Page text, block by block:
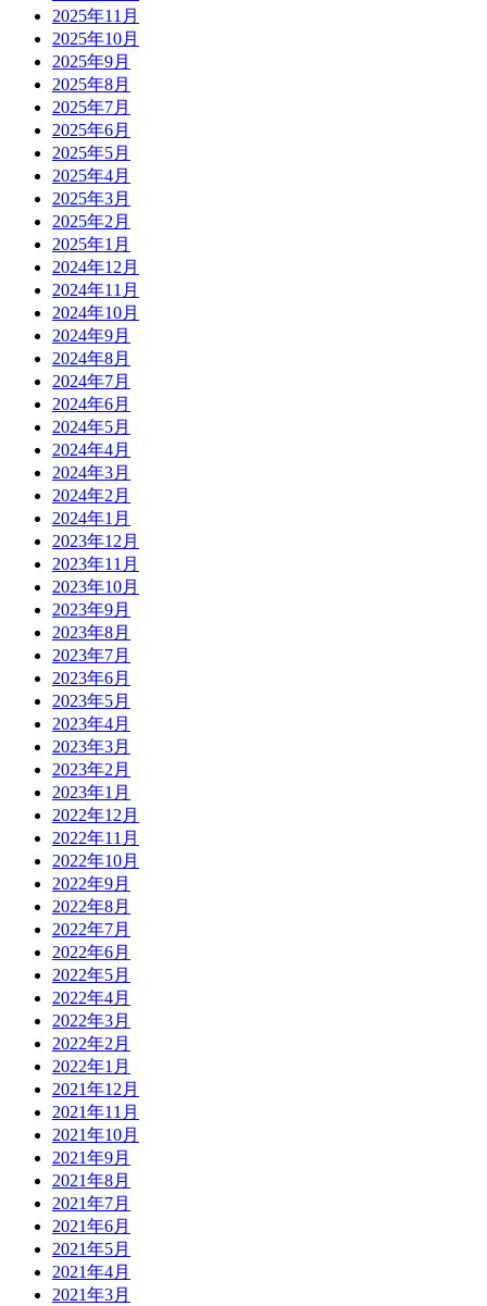
2025年11月
2025年10月
2025年9月
2025年8月
2025年7月
2025年6月
2025年5月
2025年4月
2025年3月
2025年2月
2025年1月
2024年12月
2024年11月
2024年10月
2024年9月
2024年8月
2024年7月
2024年6月
2024年5月
2024年4月
2024年3月
2024年2月
2024年1月
2023年12月
2023年11月
2023年10月
2023年9月
2023年8月
2023年7月
2023年6月
2023年5月
2023年4月
2023年3月
2023年2月
2023年1月
2022年12月
2022年11月
2022年10月
2022年9月
2022年8月
2022年7月
2022年6月
2022年5月
2022年4月
2022年3月
2022年2月
2022年1月
2021年12月
2021年11月
2021年10月
2021年9月
2021年8月
2021年7月
2021年6月
2021年5月
2021年4月
2021年3月